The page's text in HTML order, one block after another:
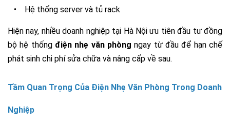
• Hệ thống server và tủ rack
Hiện nay, nhiều doanh nghiệp tại Hà Nội ưu tiên đầu tư đồng
bộ hệ thống điện nhẹ văn phòng ngay từ đầu để hạn chế
phát sinh chi phí sửa chữa và nâng cấp về sau.
Tầm Quan Trọng Của Điện Nhẹ Văn Phòng Trong Doanh
Nghiệp